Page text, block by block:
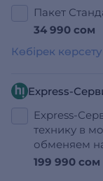
Пакет
34 990 сом
Көбірек көрсету
Express-
Express-
технику в
обменяем
199 990 сом